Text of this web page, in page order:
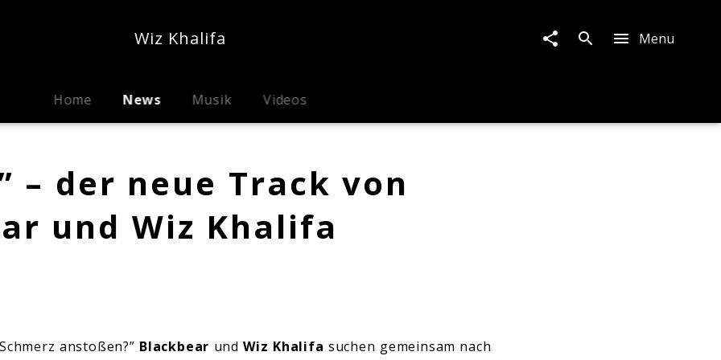
Wiz Khalifa Menu
Home News Musik Videos
– der neue Track von
und Wiz Khalifa
anstoßen?” Blackbear undWiz Khalifa suchen gemeinsam nach